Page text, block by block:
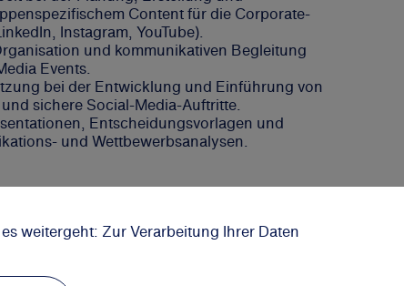
weitergeht: Zur Verarbeitung Ihrer Daten
Content für die Corporate-
Instagram, YouTube).
und kommunikativen Begleitung
Events.
bei der Entwicklung und Einführung von
sichere Social-Media-Auftritte.
Entscheidungsvorlagen und
und Wettbewerbsanalysen.